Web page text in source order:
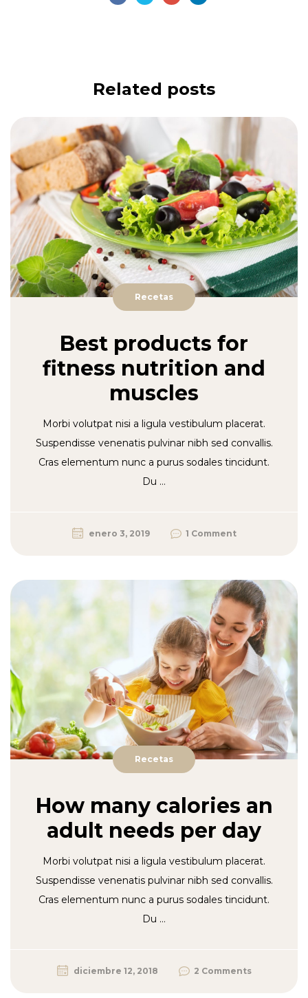
Related posts
Recetas
Best products for
fitness nutrition and
muscles
Morbi volutpat nisi a ligula vestibulum placerat.
Suspendisse venenatis pulvinar nibh sed convallis.
Cras elementum nunc a purus sodales tincidunt.
Du …
enero 3, 2019 1 Comment
Recetas
How many calories an
adult needs per day
Morbi volutpat nisi a ligula vestibulum placerat.
Suspendisse venenatis pulvinar nibh sed convallis.
Cras elementum nunc a purus sodales tincidunt.
Du …
diciembre 12, 2018 2 Comments